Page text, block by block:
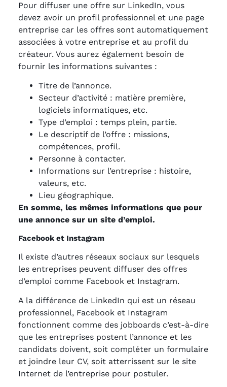
Pour diffuser une offre sur LinkedIn, vous
devez avoir un profil professionnel et une page
entreprise car les offres sont automatiquement
associées à votre entreprise et au profil du
créateur. Vous aurez également besoin de
fournir les informations suivantes :
Titre de l’annonce.
Secteur d’activité : matière première,
logiciels informatiques, etc.
Type d’emploi : temps plein, partie.
Le descriptif de l’offre : missions,
compétences, profil.
Personne à contacter.
Informations sur l’entreprise : histoire,
valeurs, etc.
Lieu géographique.
En somme, les mêmes informations que pour
une annonce sur un site d’emploi.
Facebook et Instagram
Il existe d’autres réseaux sociaux sur lesquels
les entreprises peuvent diffuser des offres
d’emploi comme Facebook et Instagram.
A la différence de LinkedIn qui est un réseau
professionnel, Facebook et Instagram
fonctionnent comme des jobboards c’est-à-dire
que les entreprises postent l’annonce et les
candidats doivent, soit compléter un formulaire
et joindre leur CV, soit atterrissent sur le site
Internet de l’entreprise pour postuler.